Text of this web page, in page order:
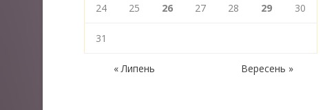
24 25 26 27 28 29 30
31
« Липень Вересень »